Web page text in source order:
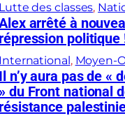
Lutte des classes,
arrêté à
répression politique
International, Moyen-
Il n’y aura pas de «
» du Front national
résistance